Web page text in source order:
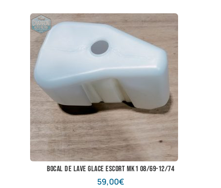
bocal de lave glace escort mk1 08/69-12/74
59,00€